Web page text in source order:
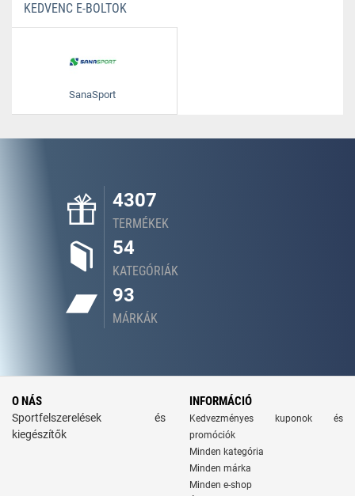
KEDVENC E-BOLTOK
SanaSport
4307
TERMÉKEK
54
KATEGÓRIÁK
93
MÁRKÁK
O NÁS
Sportfelszerelések és
kiegészítők
INFORMÁCIÓ
Kedvezményes kuponok és
promóciók
Minden kategória
Minden márka
Minden e-shop